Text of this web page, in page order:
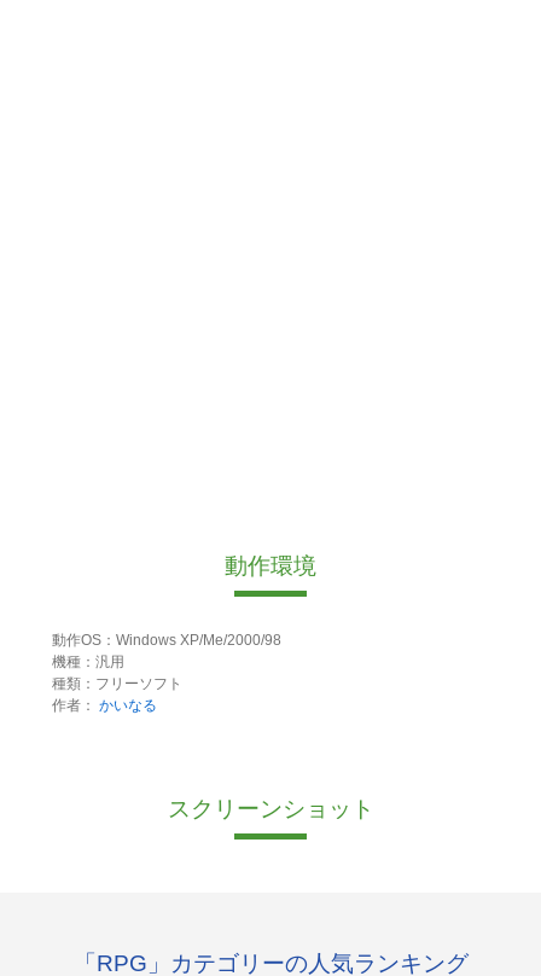
動作環境
動作OS：Windows XP/Me/2000/98
機種：汎用
種類：フリーソフト
作者： かいなる
スクリーンショット
「RPG」カテゴリーの人気ランキング